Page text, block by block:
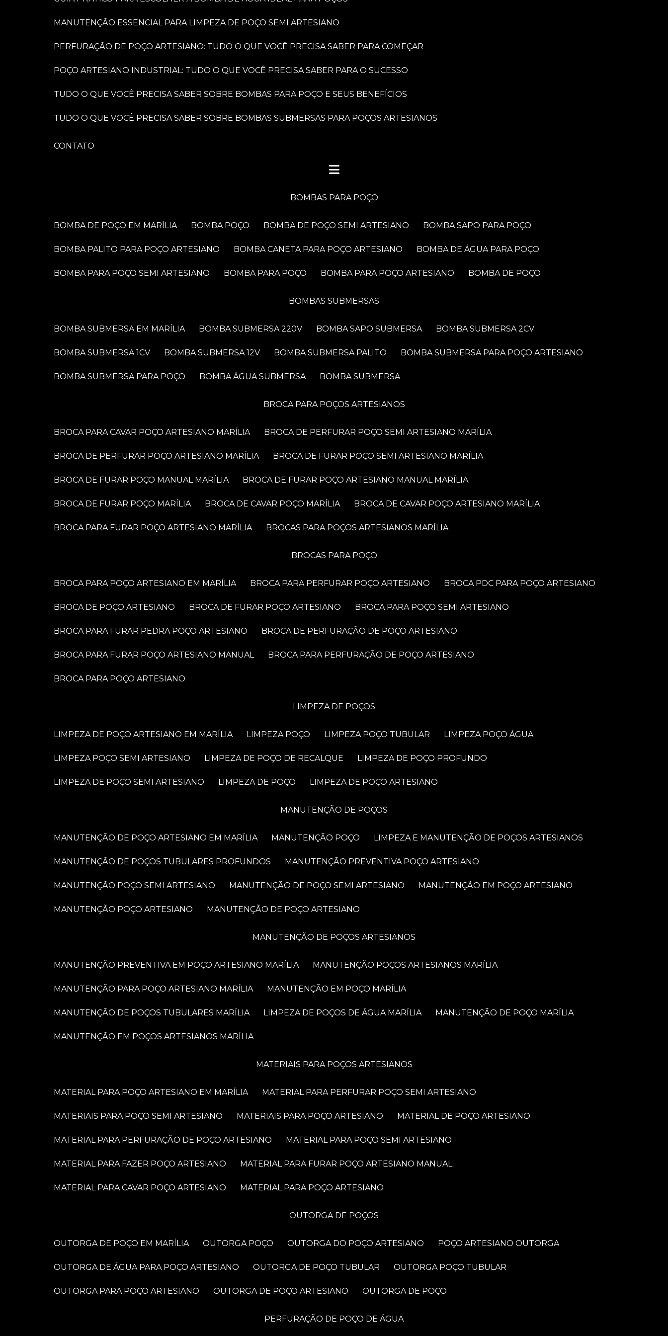
MANUTENÇÃO ESSENCIAL PARA LIMPEZA DE POÇO SEMI ARTESIANO
PERFURAÇÃO DE POÇO ARTESIANO: TUDO O QUE VOCÊ PRECISA SABER PARA COMEÇAR
POÇO ARTESIANO INDUSTRIAL: TUDO O QUE VOCÊ PRECISA SABER PARA O SUCESSO
TUDO O QUE VOCÊ PRECISA SABER SOBRE BOMBAS PARA POÇO E SEUS BENEFÍCIOS
TUDO O QUE VOCÊ PRECISA SABER SOBRE BOMBAS SUBMERSAS PARA POÇOS ARTESIANOS
CONTATO
BOMBAS PARA POÇO
BOMBA DE POÇO EM MARÍLIA BOMBA POÇO BOMBA DE POÇO SEMI ARTESIANO BOMBA SAPO PARA POÇO
BOMBA PALITO PARA POÇO ARTESIANO BOMBA CANETA PARA POÇO ARTESIANO BOMBA DE ÁGUA PARA POÇO
BOMBA PARA POÇO SEMI ARTESIANO BOMBA PARA POÇO BOMBA PARA POÇO ARTESIANO BOMBA DE POÇO
BOMBAS SUBMERSAS
BOMBA SUBMERSA EM MARÍLIA BOMBA SUBMERSA 220V BOMBA SAPO SUBMERSA BOMBA SUBMERSA 2CV
BOMBA SUBMERSA 1CV BOMBA SUBMERSA 12V BOMBA SUBMERSA PALITO BOMBA SUBMERSA PARA POÇO ARTESIANO
BOMBA SUBMERSA PARA POÇO BOMBA ÁGUA SUBMERSA BOMBA SUBMERSA
BROCA PARA POÇOS ARTESIANOS
BROCA PARA CAVAR POÇO ARTESIANO MARÍLIA BROCA DE PERFURAR POÇO SEMI ARTESIANO MARÍLIA
BROCA DE PERFURAR POÇO ARTESIANO MARÍLIA BROCA DE FURAR POÇO SEMI ARTESIANO MARÍLIA
BROCA DE FURAR POÇO MANUAL MARÍLIA BROCA DE FURAR POÇO ARTESIANO MANUAL MARÍLIA
BROCA DE FURAR POÇO MARÍLIA BROCA DE CAVAR POÇO MARÍLIA BROCA DE CAVAR POÇO ARTESIANO MARÍLIA
BROCA PARA FURAR POÇO ARTESIANO MARÍLIA BROCAS PARA POÇOS ARTESIANOS MARÍLIA
BROCAS PARA POÇO
BROCA PARA POÇO ARTESIANO EM MARÍLIA BROCA PARA PERFURAR POÇO ARTESIANO BROCA PDC PARA POÇO ARTESIANO
BROCA DE POÇO ARTESIANO BROCA DE FURAR POÇO ARTESIANO BROCA PARA POÇO SEMI ARTESIANO
BROCA PARA FURAR PEDRA POÇO ARTESIANO BROCA DE PERFURAÇÃO DE POÇO ARTESIANO
BROCA PARA FURAR POÇO ARTESIANO MANUAL BROCA PARA PERFURAÇÃO DE POÇO ARTESIANO
BROCA PARA POÇO ARTESIANO
LIMPEZA DE POÇOS
LIMPEZA DE POÇO ARTESIANO EM MARÍLIA LIMPEZA POÇO LIMPEZA POÇO TUBULAR LIMPEZA POÇO ÁGUA
LIMPEZA POÇO SEMI ARTESIANO LIMPEZA DE POÇO DE RECALQUE LIMPEZA DE POÇO PROFUNDO
LIMPEZA DE POÇO SEMI ARTESIANO LIMPEZA DE POÇO LIMPEZA DE POÇO ARTESIANO
MANUTENÇÃO DE POÇOS
MANUTENÇÃO DE POÇO ARTESIANO EM MARÍLIA MANUTENÇÃO POÇO LIMPEZA E MANUTENÇÃO DE POÇOS ARTESIANOS
MANUTENÇÃO DE POÇOS TUBULARES PROFUNDOS MANUTENÇÃO PREVENTIVA POÇO ARTESIANO
MANUTENÇÃO POÇO SEMI ARTESIANO MANUTENÇÃO DE POÇO SEMI ARTESIANO MANUTENÇÃO EM POÇO ARTESIANO
MANUTENÇÃO POÇO ARTESIANO MANUTENÇÃO DE POÇO ARTESIANO
MANUTENÇÃO DE POÇOS ARTESIANOS
MANUTENÇÃO PREVENTIVA EM POÇO ARTESIANO MARÍLIA MANUTENÇÃO POÇOS ARTESIANOS MARÍLIA
MANUTENÇÃO PARA POÇO ARTESIANO MARÍLIA MANUTENÇÃO EM POÇO MARÍLIA
MANUTENÇÃO DE POÇOS TUBULARES MARÍLIA LIMPEZA DE POÇOS DE ÁGUA MARÍLIA MANUTENÇÃO DE POÇO MARÍLIA
MANUTENÇÃO EM POÇOS ARTESIANOS MARÍLIA
MATERIAIS PARA POÇOS ARTESIANOS
MATERIAL PARA POÇO ARTESIANO EM MARÍLIA MATERIAL PARA PERFURAR POÇO SEMI ARTESIANO
MATERIAIS PARA POÇO SEMI ARTESIANO MATERIAIS PARA POÇO ARTESIANO MATERIAL DE POÇO ARTESIANO
MATERIAL PARA PERFURAÇÃO DE POÇO ARTESIANO MATERIAL PARA POÇO SEMI ARTESIANO
MATERIAL PARA FAZER POÇO ARTESIANO MATERIAL PARA FURAR POÇO ARTESIANO MANUAL
MATERIAL PARA CAVAR POÇO ARTESIANO MATERIAL PARA POÇO ARTESIANO
OUTORGA DE POÇOS
OUTORGA DE POÇO EM MARÍLIA OUTORGA POÇO OUTORGA DO POÇO ARTESIANO POÇO ARTESIANO OUTORGA
OUTORGA DE ÁGUA PARA POÇO ARTESIANO OUTORGA DE POÇO TUBULAR OUTORGA POÇO TUBULAR
OUTORGA PARA POÇO ARTESIANO OUTORGA DE POÇO ARTESIANO OUTORGA DE POÇO
PERFURAÇÃO DE POÇO DE ÁGUA